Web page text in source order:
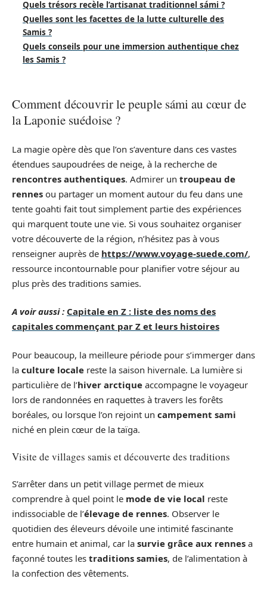
Quels trésors recèle l’artisanat traditionnel sámi ?
Quelles sont les facettes de la lutte culturelle des
Samis ?
Quels conseils pour une immersion authentique chez
les Samis ?
Comment découvrir le peuple sámi au cœur de
la Laponie suédoise ?
La magie opère dès que l’on s’aventure dans ces vastes
étendues saupoudrées de neige, à la recherche de
rencontres authentiques. Admirer un troupeau de
rennes ou partager un moment autour du feu dans une
tente goahti fait tout simplement partie des expériences
qui marquent toute une vie. Si vous souhaitez organiser
votre découverte de la région, n’hésitez pas à vous
renseigner auprès de https://www.voyage-suede.com/,
ressource incontournable pour planifier votre séjour au
plus près des traditions samies.
A voir aussi : Capitale en Z : liste des noms des
capitales commençant par Z et leurs histoires
Pour beaucoup, la meilleure période pour s’immerger dans
la culture locale reste la saison hivernale. La lumière si
particulière de l’hiver arctique accompagne le voyageur
lors de randonnées en raquettes à travers les forêts
boréales, ou lorsque l’on rejoint un campement sami
niché en plein cœur de la taïga.
Visite de villages samis et découverte des traditions
S’arrêter dans un petit village permet de mieux
comprendre à quel point le mode de vie local reste
indissociable de l’élevage de rennes. Observer le
quotidien des éleveurs dévoile une intimité fascinante
entre humain et animal, car la survie grâce aux rennes a
façonné toutes les traditions samies, de l’alimentation à
la confection des vêtements.